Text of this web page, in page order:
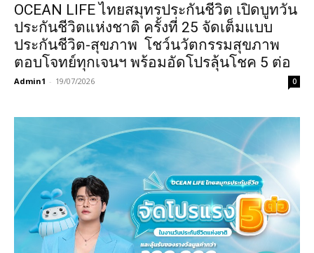
OCEAN LIFE ไทยสมุทรประกันชีวิต เปิดบูทวัน
ประกันชีวิตแห่งชาติ ครั้งที่ 25 จัดเต็มแบบ
ประกันชีวิต-สุขภาพ โชว์นวัตกรรมสุขภาพ
ตอบโจทย์ทุกเจนฯ พร้อมอัดโปรลุ้นโชค 5 ต่อ
Admin1 - 19/07/2026 0